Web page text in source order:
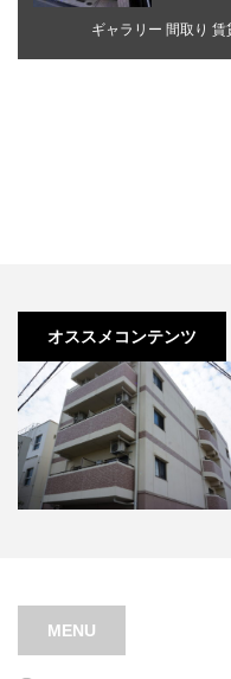
ギャラリー 間取り
オススメコンテンツ
オアシスコート泉佐野
MENU